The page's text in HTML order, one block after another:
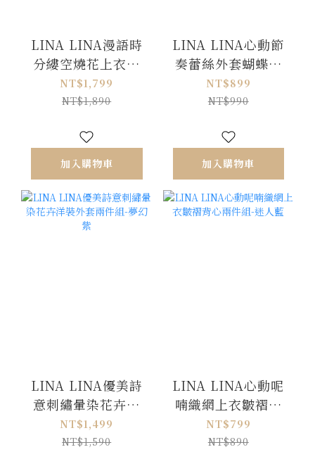
LINA LINA漫語時
分縷空燒花上衣長
裙兩件組-溫柔杏
NT$1,799
NT$1,890
加入購物車
LINA LINA心動節
奏蕾絲外套蝴蝶結
背心兩件組-甜美粉
NT$899
NT$990
加入購物車
LINA LINA優美詩
意刺繡暈染花卉洋
裝外套兩件組-夢幻
紫
NT$1,499
NT$1,590
LINA LINA心動呢
喃織網上衣皺褶背
心兩件組-迷人藍
NT$799
NT$890